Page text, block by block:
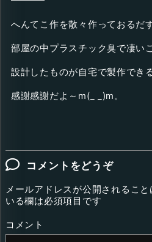
へんてこ作を散々作っておるだ
部屋の中プラスチック臭で凄い
設計したものが自宅で製作でき
感謝感謝だよ～m(_ _)m。
コメントをどうぞ
メールアドレスが公開されること
いる欄は必須項目です
コメント